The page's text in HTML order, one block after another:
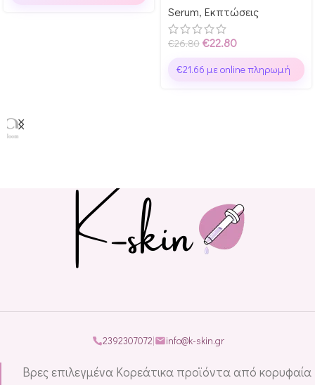
Serum, Εκπτώσεις
€26.80 €22.80
€21.66 με online πληρωμή